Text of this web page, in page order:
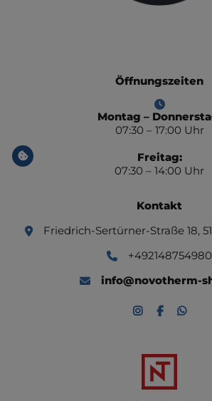
Öffnungszeiten
Montag –
07:30 – 17:00 Uhr
Freitag:
07:30 – 14:00 Uhr
Kontakt
Friedrich-Sertürner-Straße 18,
+492148754980
info@novotherm-